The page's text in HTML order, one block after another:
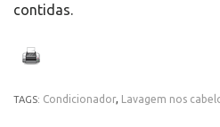
contidas.
TAGS: Condicionador, Lavagem nos